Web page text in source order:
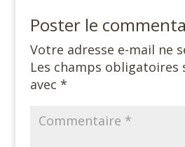
Poster le
Votre adresse e-mail ne
Les champs obligatoires
avec *